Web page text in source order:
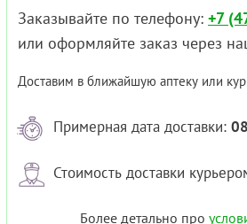
Заказывайте по телефону: +7
или оформляйте заказ через
Доставим в ближайшую аптеку или
Примерная дата доставки:
Стоимость доставки
Более детально про